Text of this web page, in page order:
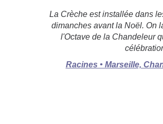
La Crèche est installée dans
dimanches avant la Noël. On
l'Octave de la Chandeleur
Racines • Marseille,